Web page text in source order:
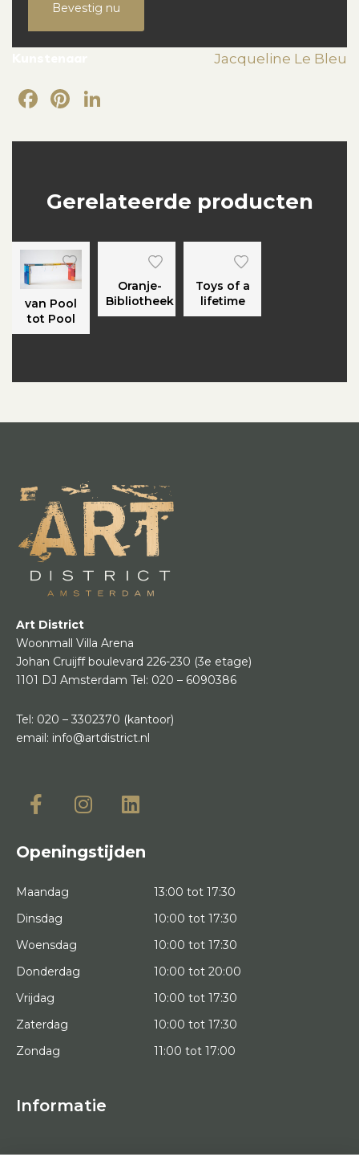
Bevestig nu
Jacqueline Le Bleu
Facebook
Pinterest
Gerelateerde producten
van Pool
tot Pool
Oranje-
Bibliotheek
Toys of a
lifetime
Art District
Woonmall Villa Arena
Johan Cruijff boulevard 226-230 (3e etage)
1101 DJ Amsterdam Tel: 020 – 6090386
Tel: 020 – 3302370 (kantoor)
email: info@artdistrict.nl
Openingstijden
Maandag
13:00 tot 17:30
Dinsdag
10:00 tot 17:30
Woensdag
10:00 tot 17:30
Donderdag
10:00 tot 20:00
Vrijdag
10:00 tot 17:30
Zaterdag
10:00 tot 17:30
Zondag
11:00 tot 17:00
Informatie